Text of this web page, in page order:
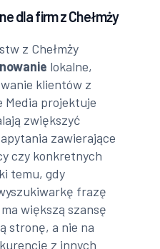
dla firm z Chełmży
z Chełmży
lokalne,
klientów z
Media projektuje
zwiększyć
zawierające
czy konkretnych
temu, gdy
frazę
większą szansę
stronę, a nie na
z innych